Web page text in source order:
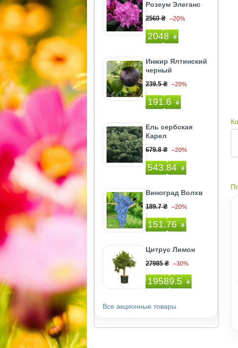
Розеум Элеганс
2560 ₴ –20%
2048 ₴
Инжир Ялтинский
черный
239.5 ₴ –20%
191.6 ₴
Ель сербская
Карел
679.8 ₴ –20%
543.84 ₴
Виноград Волхв
189.7 ₴ –20%
151.76 ₴
Цитрус Лимон
27985 ₴ –30%
19589.5 ₴
Все акционные товары